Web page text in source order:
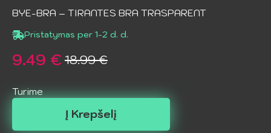
BYE-BRA – TIRANTES BRA TRASPARENT
Pristatymas per 1-2 d. d.
18.99€
Original
price
was:
18.99 €.
9.49 €
Current
price
is:
Turime
Į Krepšelį